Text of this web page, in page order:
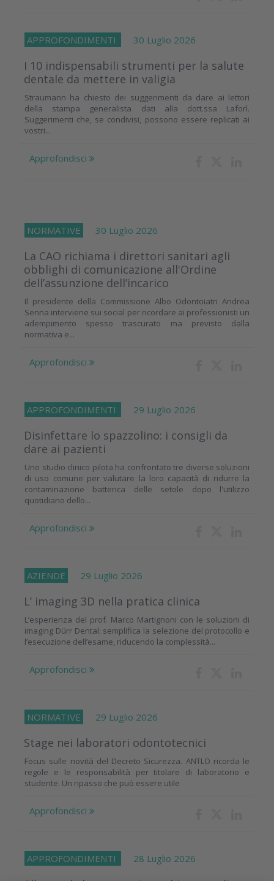
APPROFONDIMENTI 30 Luglio 2026
I 10 indispensabili strumenti per la salute
dentale da mettere in valigia
Straumann ha chiesto dei suggerimenti da dare ai lettori
della stampa generalista dati alla dott.ssa Laforì.
Suggerimenti che, se condivisi, possono essere replicati ai
vostri...
Approfondisci
NORMATIVE 30 Luglio 2026
La CAO richiama i direttori sanitari agli
obblighi di comunicazione all'Ordine
dell’assunzione dell’incarico
Il presidente della Commissione Albo Odontoiatri Andrea
Senna interviene sui social per ricordare ai professionisti un
adempimento spesso trascurato ma previsto dalla
normativa e...
Approfondisci
APPROFONDIMENTI 29 Luglio 2026
Disinfettare lo spazzolino: i consigli da
dare ai pazienti
Uno studio clinico pilota ha confrontato tre diverse soluzioni
di uso comune per valutare la loro capacità di ridurre la
contaminazione batterica delle setole dopo l'utilizzo
quotidiano dello...
Approfondisci
AZIENDE 29 Luglio 2026
L’ imaging 3D nella pratica clinica
L’esperienza del prof. Marco Martignoni con le soluzioni di
imaging Dürr Dental: semplifica la selezione del protocollo e
l’esecuzione dell’esame, riducendo la complessità...
Approfondisci
NORMATIVE 29 Luglio 2026
Stage nei laboratori odontotecnici
Focus sulle novità del Decreto Sicurezza. ANTLO ricorda le
regole e le responsabilità per titolare di laboratorio e
studente. Un ripasso che può essere utile
Approfondisci
APPROFONDIMENTI 28 Luglio 2026